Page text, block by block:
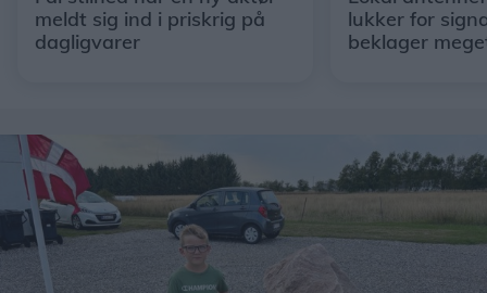
meldt sig ind i priskrig på
dagligvarer
lukker for
beklager